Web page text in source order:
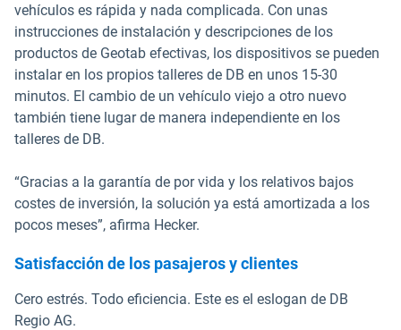
vehículos es rápida y nada complicada. Con unas
instrucciones de instalación y descripciones de los
productos de Geotab efectivas, los dispositivos se pueden
instalar en los propios talleres de DB en unos 15-30
minutos. El cambio de un vehículo viejo a otro nuevo
también tiene lugar de manera independiente en los
talleres de DB.
“Gracias a la garantía de por vida y los relativos bajos
costes de inversión, la solución ya está amortizada a los
pocos meses”, afirma Hecker.
Satisfacción de los pasajeros y clientes
Cero estrés. Todo eficiencia. Este es el eslogan de DB
Regio AG.